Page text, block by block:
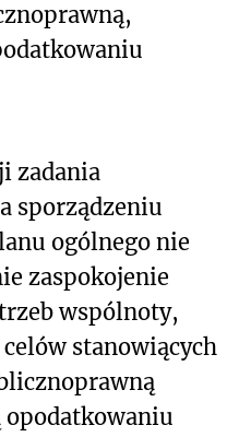
zadania
sporządzeniu
ogólnego nie
zaspokojenie
wspólnoty,
stanowiących
opodatkowaniu